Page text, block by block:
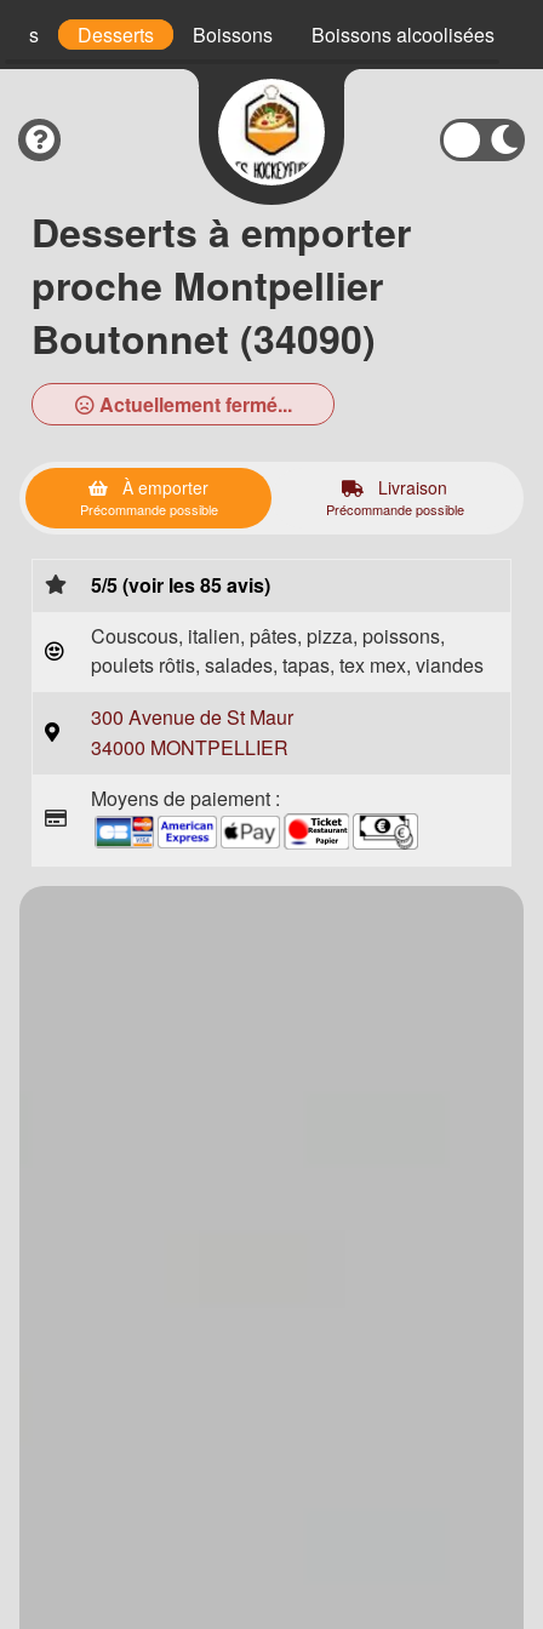
Desserts Boissons Boissons alcoolisées
Desserts à emporter
proche Montpellier
Boutonnet (34090)
Actuellement fermé...
À emporter
Précommande possible
Livraison
Précommande possible
5/5 (voir les 85 avis)
Couscous, italien, pâtes, pizza, poissons,
poulets rôtis, salades, tapas, tex mex, viandes
300 Avenue de St Maur
34000 MONTPELLIER
Moyens de paiement :